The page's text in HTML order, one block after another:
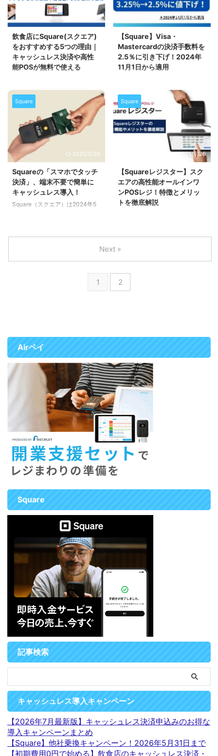
ーン期間 他社乗換キャンペーン
の期間は、2026年4月1日(水)0時
から5月31日(日)23時59分までと
適用条件 他社乗換キャンペーン
の適用条件は次の通りです。 指
定のキャンペーン申込フォームか
らお申し込みいただくこと 現在
す。 Square決済端末の比較 ＊
表は横にスクロール出来ます 決
済端末 Squareリーダー Square
Squareレジスター タッチ決済 端
末種類 モバイル型 ポータブル型
据置型 据置型 モバイル型 本体価
格 4,980円 39, ...
2025/5/26
飲食店にSquare(スクエア)
をおすすめする5つの理由｜
キャッシュレス決済や高性
能POSが無料で使える
の飲食店にとって、キャッシュレ
スの導入は顧客満足度の向上に加
え、業務効率化や現金管理の簡素
化の観点からも必要不可欠です。
この記事では飲食店のキャッシュ
レス化におすすめの Square（ス
クエア）について、わかりやすく
解説していきます。 飲食店に
由 レストラン、居酒屋、カフェ
などの飲食店にSquare（スクエ
ア）をおすすめする理由は次の5
つです。 1．店舗に合わせた決
2025/1/17
【Square】Visa・
Mastercardの決済手数料を
2.5％に引き下げ！2024年
11月1日から適用
す Square(スクエア)では、2024
年11月1日から「Visa」と
「MasterCard」の決済手数料を
3.25％から2.5%に引き下げるこ
とを発表しました。 引き下げ対
象となる事業者 今回VISAと
Mastercardの手数料引き下げの
対象となるのは、次の条件を満た
した事業者です。 となっていま
す。 手数料引き下げ対象の決済
ブランド 2024年11月1日から引
き下げられる決済ブランドは
「Visa」と「Mast ...
Square
2025/5/26
Squareの「スマホでタッチ
決済」、端末不要で簡単に
キャッシュレス導入！
Square（スクエア）は2024年5
サービスが、iPhoneでも利用で
きるようになりました。 iPhone
やアンドロイドスマートフォンが
あれば、Squareの無料アカウン
Square
2025/5/26
【Squareレジスター】スク
エアの高性能オールインワ
ンPOSレジ！特徴とメリッ
トを徹底解説
開始されました。 「Squareレジ
スター」はスタッフ用とお客様用
の2つのディスプレイを備え、か
んたんに使えるPOSレジアプリを
プリインストール、決済機能を内
とPOSレジをまとめて導入したい
...
1 2
Next »
Airペイ
Square
記事検索
キャッシュレス導入キャンペーン
【2026年7月最新版】キャッシュレス決済申込みのお得な
導入キャンペーンまとめ
【Square】他社乗換キャンペーン！2026年5月31日まで
【初期費用0円で始める】飲食店のキャッシュレス決済・